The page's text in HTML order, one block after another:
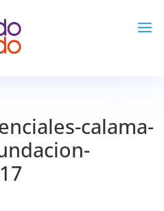
calama-